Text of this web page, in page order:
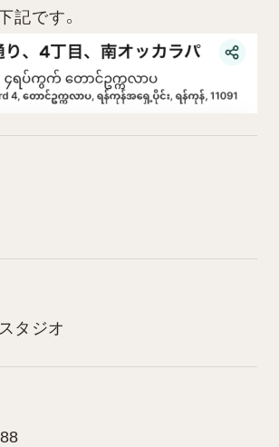
記です。
タジオ